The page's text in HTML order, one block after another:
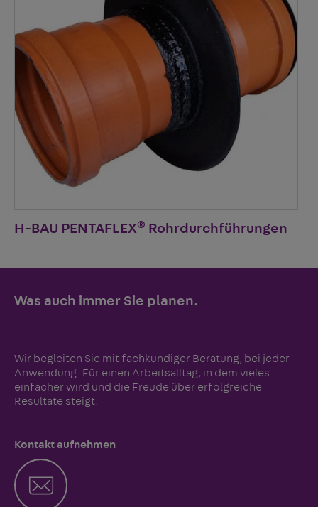
H-BAU PENTAFLEX® Rohrdurchführungen
Was auch immer Sie planen.
Wir begleiten Sie mit fachkundiger Beratung, bei jeder
Anwendung. Für einen Arbeitsalltag, in dem vieles
einfacher wird und die Freude über erfolgreiche
Resultate steigt.
Kontakt aufnehmen